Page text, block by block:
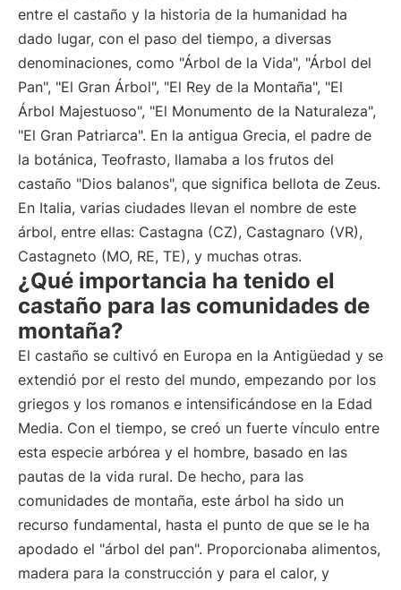
entre el castaño y la historia de la humanidad ha
dado lugar, con el paso del tiempo, a diversas
denominaciones, como "Árbol de la Vida", "Árbol del
Pan", "El Gran Árbol", "El Rey de la Montaña", "El
Árbol Majestuoso", "El Monumento de la Naturaleza",
"El Gran Patriarca". En la antigua Grecia, el padre de
la botánica, Teofrasto, llamaba a los frutos del
castaño "Dios balanos", que significa bellota de Zeus.
En Italia, varias ciudades llevan el nombre de este
árbol, entre ellas: Castagna (CZ), Castagnaro (VR),
Castagneto (MO, RE, TE), y muchas otras.
¿Qué importancia ha tenido el
castaño para las comunidades de
montaña?
El castaño se cultivó en Europa en la Antigüedad y se
extendió por el resto del mundo, empezando por los
griegos y los romanos e intensificándose en la Edad
Media. Con el tiempo, se creó un fuerte vínculo entre
esta especie arbórea y el hombre, basado en las
pautas de la vida rural. De hecho, para las
comunidades de montaña, este árbol ha sido un
recurso fundamental, hasta el punto de que se le ha
apodado el "árbol del pan". Proporcionaba alimentos,
madera para la construcción y para el calor, y